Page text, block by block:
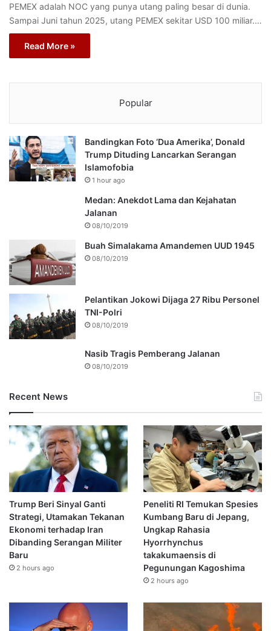
PEMEX adalah NOC yang punya utang paling besar di dunia.
Sampai Juni tahun 2025, utang PEMEX sekitar USD 100 miliar.…
Read More »
Popular
Bandingkan Foto ‘Dua Amerika’, Donald
Trump Dituding Lancarkan Serangan
Islamofobia
1 hour ago
Medan: Anekdot Lama dan Kejahatan
Jalanan
08/10/2019
Buah Simalakama Amandemen UUD 1945
08/10/2019
Pelantikan Jokowi Dijaga 27 Ribu Personel
TNI-Polri
08/10/2019
Nasib Tragis Pemberang Jalanan
08/10/2019
Recent News
Trump Beri Sinyal Ganti
Strategi, Utamakan Tekanan
Ekonomi terhadap Iran
Dibanding Serangan Militer
Baru
2 hours ago
Peneliti RI Temukan Spesies
Kumbang Baru di Jepang,
Ungkap Rahasia
Hyorrhynchus
takakumaensis di
Pegunungan Kagoshima
2 hours ago